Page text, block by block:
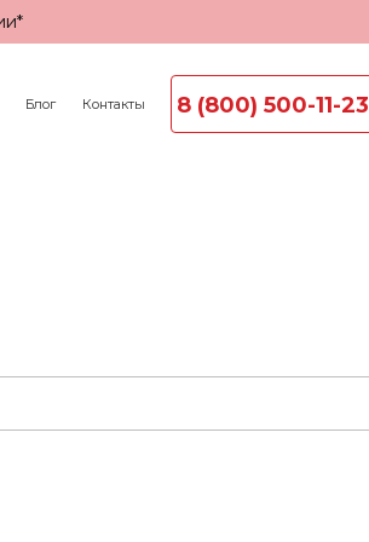
Блог Контакты 8 (800) 500-11-23